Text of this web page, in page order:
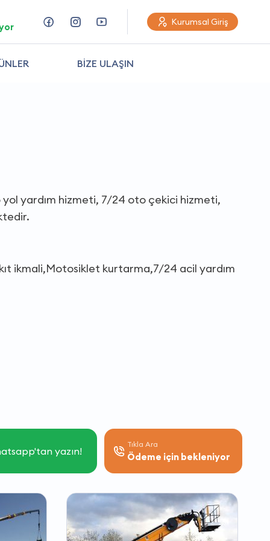
Kurumsal Giriş
BİZE ULAŞIN
yardım hizmeti, 7/24 oto çekici hizmeti,
ikmali,Motosiklet kurtarma,7/24 acil yardım
yazın!
Tıkla Ara
Ödeme için bekleniyor